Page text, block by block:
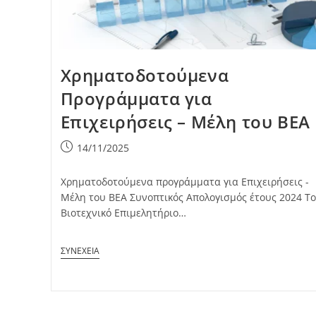
Χρηματοδοτούμενα
Προγράμματα για
Επιχειρήσεις – Μέλη του ΒΕΑ
Post14/11/2025
Χρηματοδοτούμενα προγράμματα για Επιχειρήσεις -
Μέλη του ΒΕΑ Συνοπτικός Απολογισμός έτους 2024 Το
Βιοτεχνικό Επιμελητήριο…